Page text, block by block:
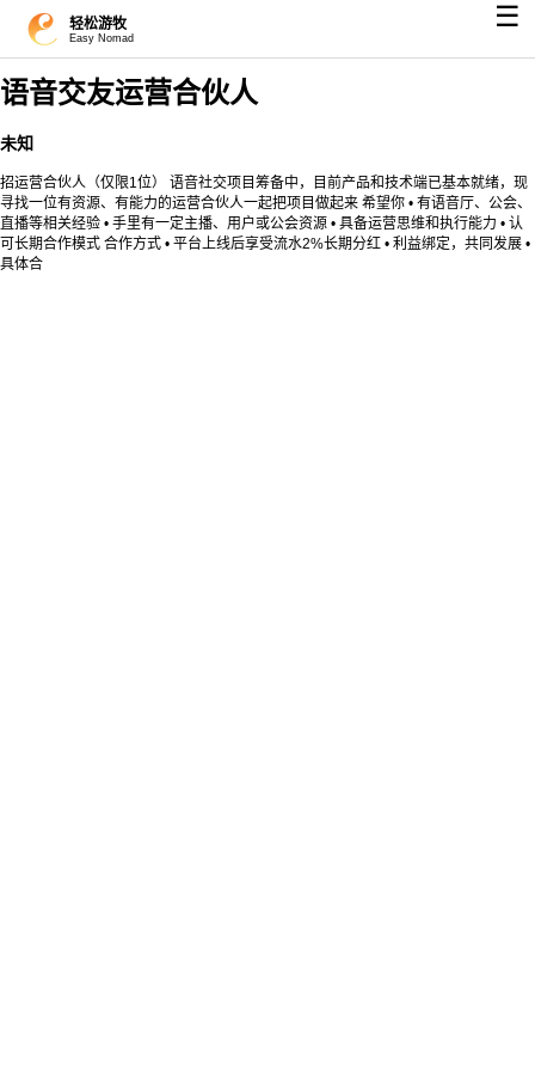
轻松游牧
Easy Nomad
☰
语音交友运营合伙人
未知
招运营合伙人（仅限1位） 语音社交项目筹备中，目前产品和技术端已基本就绪，现
寻找一位有资源、有能力的运营合伙人一起把项目做起来 希望你 • 有语音厅、公会、
直播等相关经验 • 手里有一定主播、用户或公会资源 • 具备运营思维和执行能力 • 认
可长期合作模式 合作方式 • 平台上线后享受流水2%长期分红 • 利益绑定，共同发展 •
具体合